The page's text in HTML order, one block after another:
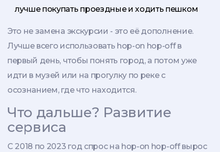
лучше покупать проездные и ходить пешком
Это не замена экскурсии - это её дополнение.
Лучше всего использовать hop-on hop-off в
первый день, чтобы понять город, а потом уже
идти в музей или на прогулку по реке с
осознанием, где что находится.
Что дальше? Развитие
сервиса
С 2018 по 2023 год спрос на hop-on hop-off вырос